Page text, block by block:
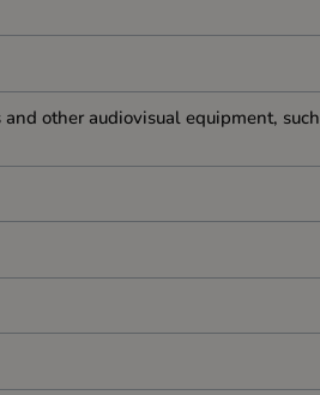
other audiovisual equipment, such